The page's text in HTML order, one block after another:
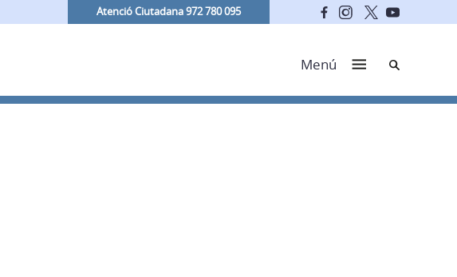
Atenció Ciutadana 972 780 095
Menú Cerca